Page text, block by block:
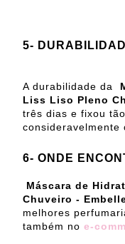
5-
A durabilidade da
Liss Liso Pleno
três dias e fixou
consideravelmente
6- ONDE
Máscara de
Chuveiro -
melhores
também no e-